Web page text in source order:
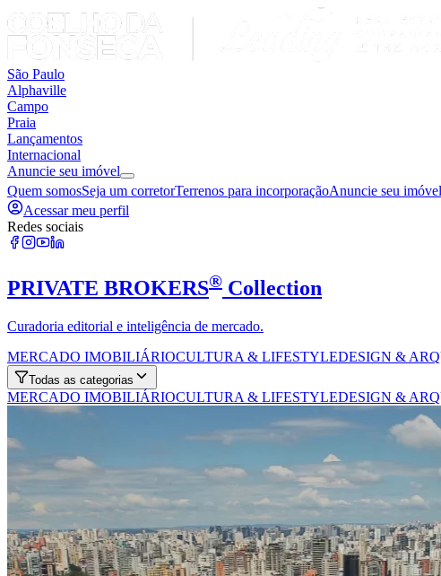
São Paulo
Alphaville
Campo
Praia
Lançamentos
Internacional
Anuncie seu imóvel
Quem somosSeja um corretorTerrenos para incorporaçãoAnuncie seu imóvel
Acessar meu perfil
Redes sociais
PRIVATE BROKERS® Collection
Curadoria editorial e inteligência de mercado.
MERCADO IMOBILIÁRIOCULTURA & LIFESTYLEDESIGN &
Todas as categorias
MERCADO IMOBILIÁRIOCULTURA & LIFESTYLEDESIGN &